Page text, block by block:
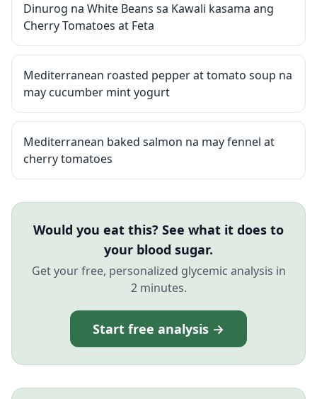
Dinurog na White Beans sa Kawali kasama ang
Cherry Tomatoes at Feta
Mediterranean roasted pepper at tomato soup na
may cucumber mint yogurt
Mediterranean baked salmon na may fennel at
cherry tomatoes
Would you eat this? See what it does to
your blood sugar.
Get your free, personalized glycemic analysis in
2 minutes.
Start free analysis →